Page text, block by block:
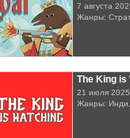
7 августа
Жанры:
The King is
21 июля 2025
Жанры: Инди,